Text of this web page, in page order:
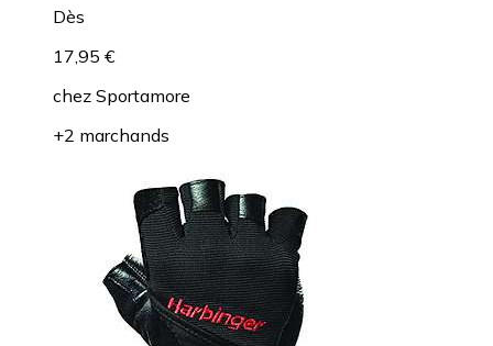
Dès
17,95 €
chez Sportamore
+2 marchands